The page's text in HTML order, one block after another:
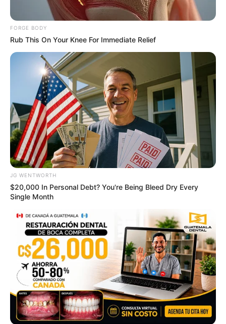
BRAINBERRIES
Most People Don't Know That These 8 Celebrities
Are Muslim
BRAINBERRIES
These 9 Actresses Will Make You Rethink Good
And Evil!
FORGE BODY
Rub This On Your Knee For Immediate Relief
JG WENTWORTH
$20,000 In Personal Debt? You're Being Bleed Dry Every
Single Month